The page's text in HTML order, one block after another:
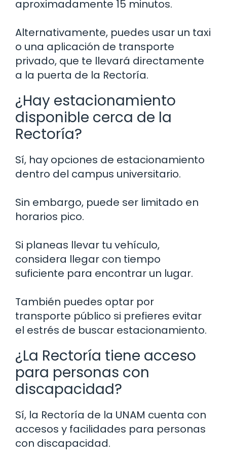
aproximadamente 15 minutos.
Alternativamente, puedes usar un taxi
o una aplicación de transporte
privado, que te llevará directamente
a la puerta de la Rectoría.
¿Hay estacionamiento
disponible cerca de la
Rectoría?
Sí, hay opciones de estacionamiento
dentro del campus universitario.
Sin embargo, puede ser limitado en
horarios pico.
Si planeas llevar tu vehículo,
considera llegar con tiempo
suficiente para encontrar un lugar.
También puedes optar por
transporte público si prefieres evitar
el estrés de buscar estacionamiento.
¿La Rectoría tiene acceso
para personas con
discapacidad?
Sí, la Rectoría de la UNAM cuenta con
accesos y facilidades para personas
con discapacidad.